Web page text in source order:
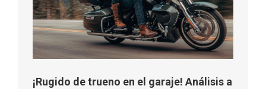
¡Rugido de trueno en el garaje! Análisis a